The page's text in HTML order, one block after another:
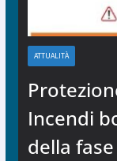
ATTUALITÀ
Incendi
della